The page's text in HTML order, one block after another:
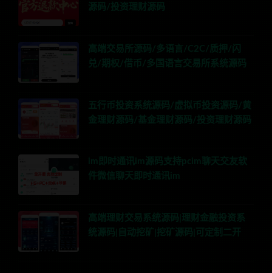
源码/投资理财源码
高端交易所源码/多语言/C2C/质押/闪
兑/期权/借币/多国语言交易所系统源码
五行币投资系统源码/虚拟币投资源码/黄
金理财源码/基金理财源码/投资理财源码
im即时通讯im源码支持pcim聊天交友软
件微信聊天即时通讯im
高端理财交易系统源码|理财金融投资系
统源码|自动挖矿|挖矿源码|可定制二开